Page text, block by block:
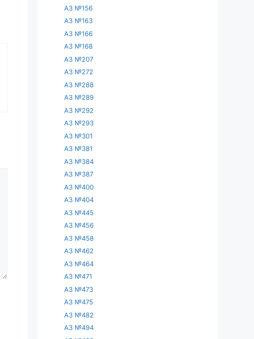
АЗ №156
АЗ №163
АЗ №166
АЗ №168
АЗ №207
АЗ №272
АЗ №288
АЗ №289
АЗ №292
АЗ №293
АЗ №301
АЗ №381
АЗ №384
АЗ №387
АЗ №400
АЗ №404
АЗ №445
АЗ №456
АЗ №458
АЗ №462
АЗ №464
АЗ №471
АЗ №473
АЗ №475
АЗ №482
АЗ №494